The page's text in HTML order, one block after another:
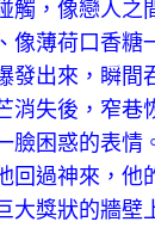
觸，像戀人之
像薄荷口香糖
發出來，瞬間
消失後，窄巷
臉困惑的表情
回過神來，他
大獎狀的牆壁